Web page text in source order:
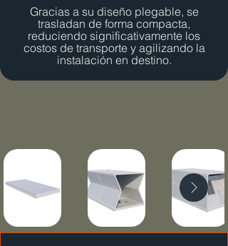
Gracias a su diseño plegable, se
trasladan de forma compacta,
reduciendo significativamente los
costos de transporte y agilizando la
instalación en destino.